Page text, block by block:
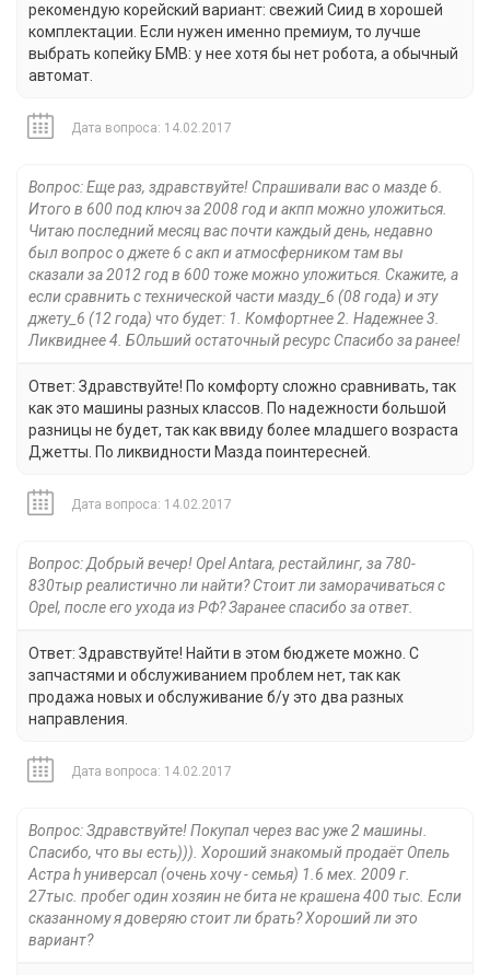
рекомендую корейский вариант: свежий Сиид в хорошей
комплектации. Если нужен именно премиум, то лучше
выбрать копейку БМВ: у нее хотя бы нет робота, а обычный
автомат.
Дата вопроса: 14.02.2017
Вопрос: Еще раз, здравствуйте! Спрашивали вас о мазде 6.
Итого в 600 под ключ за 2008 год и акпп можно уложиться.
Читаю последний месяц вас почти каждый день, недавно
был вопрос о джете 6 с акп и атмосферником там вы
сказали за 2012 год в 600 тоже можно уложиться. Скажите, а
если сравнить с технической части мазду_6 (08 года) и эту
джету_6 (12 года) что будет: 1. Комфортнее 2. Надежнее 3.
Ликвиднее 4. БОльший остаточный ресурс Спасибо за ранее!
Ответ: Здравствуйте! По комфорту сложно сравнивать, так
как это машины разных классов. По надежности большой
разницы не будет, так как ввиду более младшего возраста
Джетты. По ликвидности Мазда поинтересней.
Дата вопроса: 14.02.2017
Вопрос: Добрый вечер! Opel Antara, рестайлинг, за 780-
830тыр реалистично ли найти? Стоит ли заморачиваться с
Opel, после его ухода из РФ? Заранее спасибо за ответ.
Ответ: Здравствуйте! Найти в этом бюджете можно. С
запчастями и обслуживанием проблем нет, так как
продажа новых и обслуживание б/у это два разных
направления.
Дата вопроса: 14.02.2017
Вопрос: Здравствуйте! Покупал через вас уже 2 машины.
Спасибо, что вы есть))). Хороший знакомый продаёт Опель
Астра h универсал (очень хочу - семья) 1.6 мех. 2009 г.
27тыс. пробег один хозяин не бита не крашена 400 тыс. Если
сказанному я доверяю стоит ли брать? Хороший ли это
вариант?